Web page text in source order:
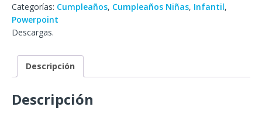
Categorías: Cumpleaños, Cumpleaños Niñas, Infantil,
Powerpoint
Descargas.
Descripción
Descripción